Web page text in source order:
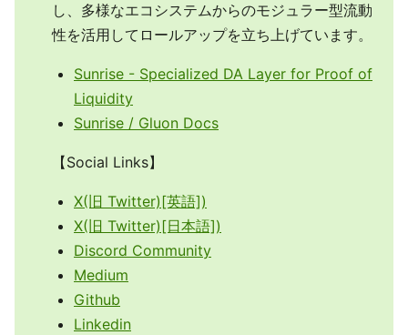
し、多様なエコシステムからのモジュラー型流動
性を活用してロールアップを立ち上げています。
Sunrise - Specialized DA Layer for Proof of
Liquidity
Sunrise / Gluon Docs
【Social Links】
X(旧 Twitter)[英語])
X(旧 Twitter)[日本語])
Discord Community
Medium
Github
Linkedin